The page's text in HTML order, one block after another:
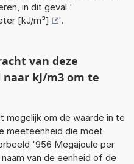
in dit geval '
[kJ/m³]
'.
van deze
kJ/m3 om te
mogelijk om de waarde in te
meeteenheid die moet
'956 Megajoule per
van de eenheid of de